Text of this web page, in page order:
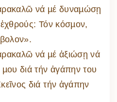
νά µέ δυναµώσῃ
Τόν κόσµον,
νά µέ ἀξιώσῃ νά
διά τήν ἀγάπην του
διά τήν ἀγάπην